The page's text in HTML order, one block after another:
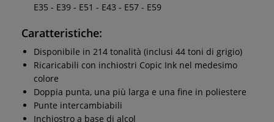
E35 - E39 - E51 - E43 - E57 - E59
Caratteristiche:
Disponibile in 214 tonalità (inclusi 44 toni di grigio)
Ricaricabili con inchiostri Copic Ink nel medesimo
colore
Doppia punta, una più larga e una fine in poliestere
Punte intercambiabili
Inchiostro a base di alcol